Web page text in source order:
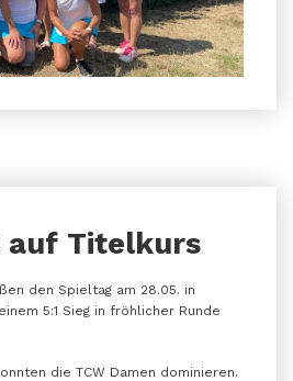
auf Titelkurs
den Spieltag am 28.05. in
5:1 Sieg in fröhlicher Runde
die TCW Damen dominieren.